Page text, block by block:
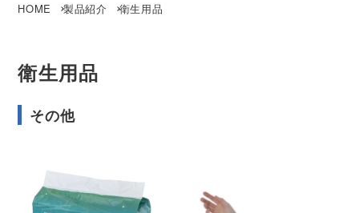
HOME 製品紹介 衛生用品
衛生用品
その他